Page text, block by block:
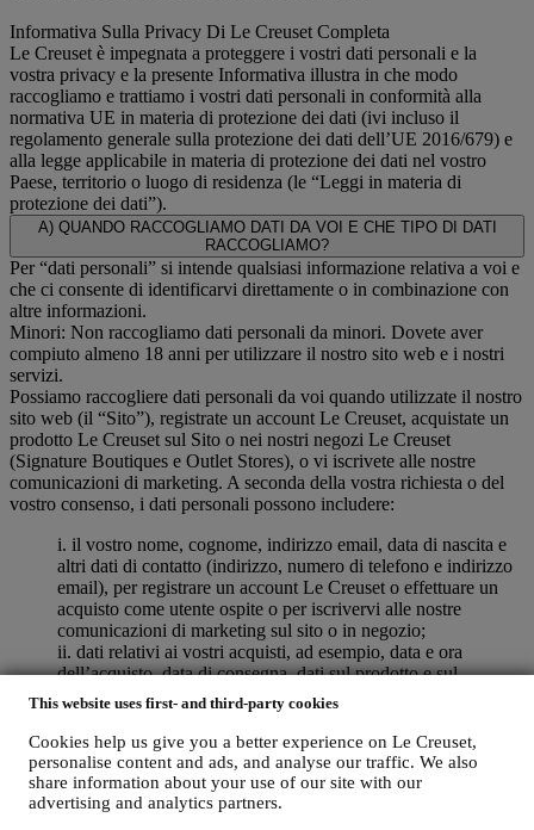
This website uses first- and third-party cookies
Cookies help us give you a better experience on Le Creuset,
personalise content and ads, and analyse our traffic. We also
share information about your use of our site with our
advertising and analytics partners.
Informativa Sulla Privacy Di Le Creuset Completa
Le Creuset è impegnata a proteggere i vostri dati personali e la
vostra privacy e la presente Informativa illustra in che modo
raccogliamo e trattiamo i vostri dati personali in conformità alla
normativa UE in materia di protezione dei dati (ivi incluso il
regolamento generale sulla protezione dei dati dell’UE 2016/679) e
alla legge applicabile in materia di protezione dei dati nel vostro
Paese, territorio o luogo di residenza (le “Leggi in materia di
protezione dei dati”).
A) QUANDO RACCOGLIAMO DATI DA VOI E CHE TIPO DI DATI
RACCOGLIAMO?
Per “dati personali” si intende qualsiasi informazione relativa a voi e
che ci consente di identificarvi direttamente o in combinazione con
altre informazioni.
Minori: Non raccogliamo dati personali da minori. Dovete aver
compiuto almeno 18 anni per utilizzare il nostro sito web e i nostri
servizi.
Possiamo raccogliere dati personali da voi quando utilizzate il nostro
sito web (il “Sito”), registrate un account Le Creuset, acquistate un
prodotto Le Creuset sul Sito o nei nostri negozi Le Creuset
(Signature Boutiques e Outlet Stores), o vi iscrivete alle nostre
comunicazioni di marketing. A seconda della vostra richiesta o del
vostro consenso, i dati personali possono includere:
i. il vostro nome, cognome, indirizzo email, data di nascita e
altri dati di contatto (indirizzo, numero di telefono e indirizzo
email), per registrare un account Le Creuset o effettuare un
acquisto come utente ospite o per iscrivervi alle nostre
comunicazioni di marketing sul sito o in negozio;
ii. dati relativi ai vostri acquisti, ad esempio, data e ora
dell’acquisto, data di consegna, dati sul prodotto e sul
pagamento, dati per la gestione degli ordini;
iii. dati riguardo alla vostra cronologia di navigazione online
(ad es., identificativi online, quali il vostro indirizzo IP, la
versione del browser, il sistema operativo, la durata della
visita, precedenti visite, l’area geografica di provenienza) che
vengono raccolti durante le vostre visite al Sito (come utenti